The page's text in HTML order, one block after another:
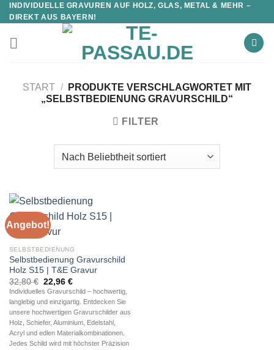
INDIVIDUELLE GRAVUREN AUF HOLZ, GLAS, METAL & MEHR –
DIREKT AUS BAYERN!
START /
PRODUKTE VERSCHLAGWORTET MIT
„SELBSTBEDIENUNG GRAVURSCHILD“
FILTER
Angebot!
SELBSTBEDIENUNG
Selbstbedienung Gravurschild
Holz S15 | T&E Gravur
32,80€ Ursprünglicher
Preis
war:
32,80 €
22,96 €Aktueller
Preis
ist:
22,96 €.
Individuelles Gravurschild – hochwertig,
langlebig und einzigartig. Entdecken Sie
unsere hochwertigen Gravurschilder aus
Holz, Schiefer, Aluminium, Edelstahl,
Acryl und edlen Materialkombinationen.
Jedes Schild wird mit höchster Präzision